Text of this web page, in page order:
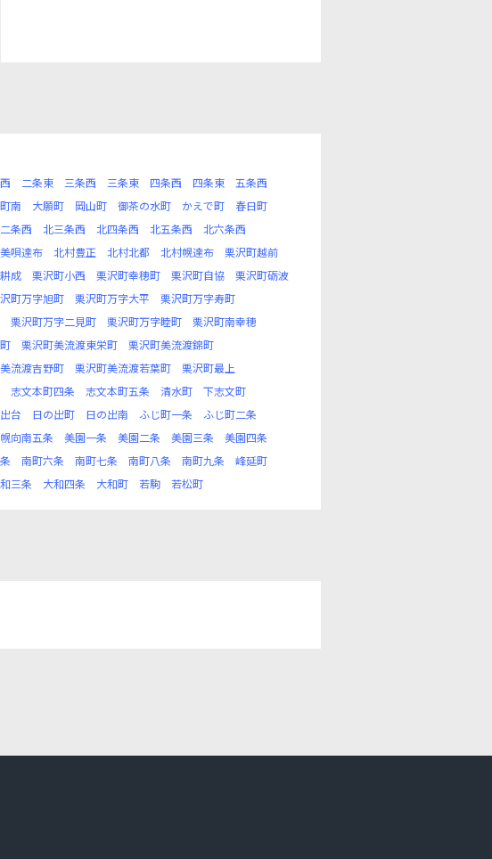
二条東 三条西 三条東 四条西 四条東
五条西
南 大願町 岡山町 御茶の水町 かえで町
春日町
条西 北三条西 北四条西 北五条西
北六条西
唄達布 北村豊正 北村北都 北村幌達布
栗沢町越前
成 栗沢町小西 栗沢町幸穂町 栗沢町自協
栗沢町砺波
町万字旭町 栗沢町万字大平
栗沢町万字寿町
栗沢町万字二見町 栗沢町万字睦町
栗沢町南幸穂
栗沢町美流渡東栄町
栗沢町美流渡錦町
流渡吉野町 栗沢町美流渡若葉町
栗沢町最上
志文本町四条 志文本町五条 清水町
下志文町
台 日の出町 日の出南 ふじ町一条
ふじ町二条
幌向南五条 美園一条 美園二条 美園三条
美園四条
南町六条 南町七条 南町八条 南町九条
峰延町
三条 大和四条 大和町 若駒 若松町